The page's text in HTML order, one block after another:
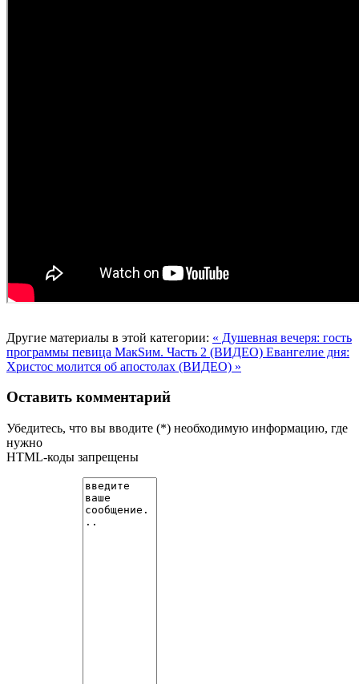
Другие материалы в этой категории: « Душевная вечеря: гость
программы певица МакSим. Часть 2 (ВИДЕО) Евангелие дня:
Христос молится об апостолах (ВИДЕО) »
Оставить комментарий
Убедитесь, что вы вводите (*) необходимую информацию, где
нужно
HTML-коды запрещены